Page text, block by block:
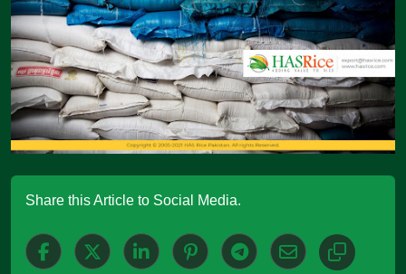
Share this Article to Social Media.